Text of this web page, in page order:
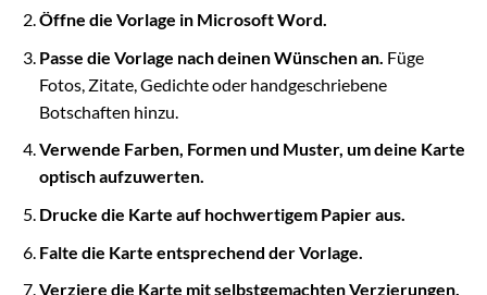
Öffne die Vorlage in Microsoft Word.
Passe die Vorlage nach deinen Wünschen an. Füge
Fotos, Zitate, Gedichte oder handgeschriebene
Botschaften hinzu.
Verwende Farben, Formen und Muster, um deine Karte
optisch aufzuwerten.
Drucke die Karte auf hochwertigem Papier aus.
Falte die Karte entsprechend der Vorlage.
Verziere die Karte mit selbstgemachten Verzierungen.